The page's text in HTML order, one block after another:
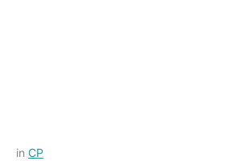
Posted
by
in CP